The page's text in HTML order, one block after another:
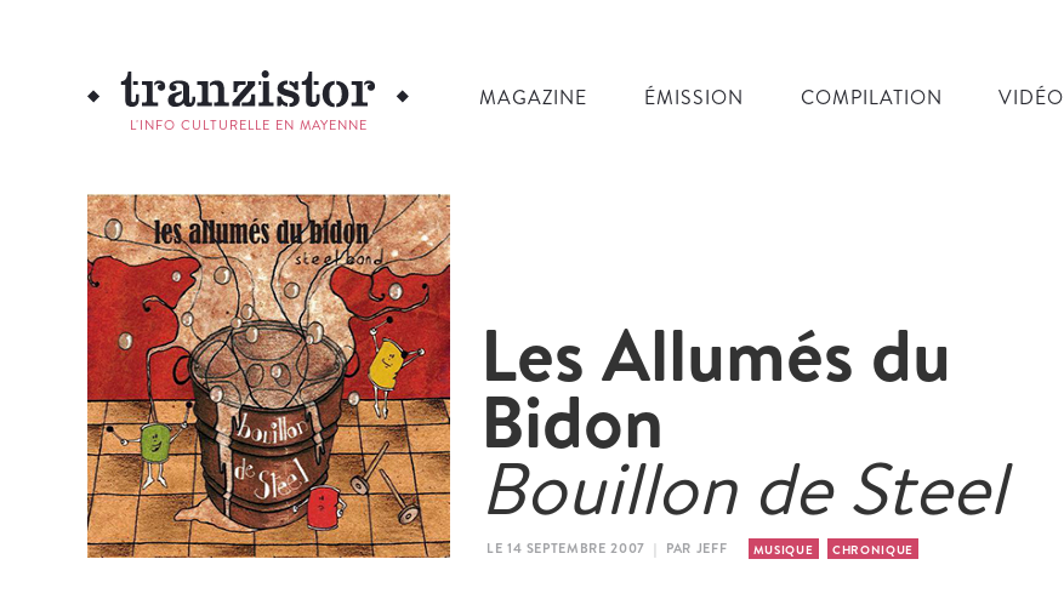
L'INFO CULTURELLE EN MAYENNE
MAGAZINE ÉMISSION COMPILATION VIDÉO
Les Allumés du
Bidon
Bouillon de Steel
LE 14 SEPTEMBRE 2007 | PAR JEFF MUSIQUE CHRONIQUE